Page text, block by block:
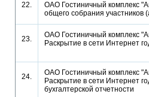
22.
ОАО Гостиничный комплекс
общего собрания
23.
ОАО Гостиничный комплекс
Раскрытие в сети Интернет
24.
ОАО Гостиничный комплекс
Раскрытие в сети Интернет
бухгалтерской отчетности